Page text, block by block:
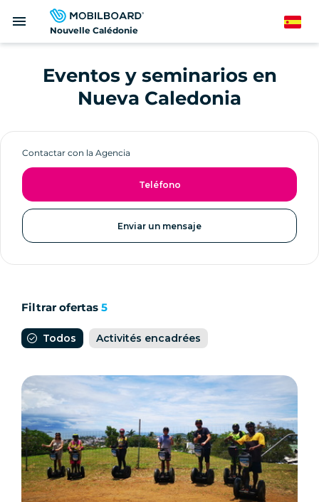
Nouvelle Calédonie
menu Spanish
Eventos y seminarios en
Nueva Caledonia
Contactar con la Agencia
Teléfono
Enviar un mensaje
Filtrar ofertas 5
Todos Activités encadrées